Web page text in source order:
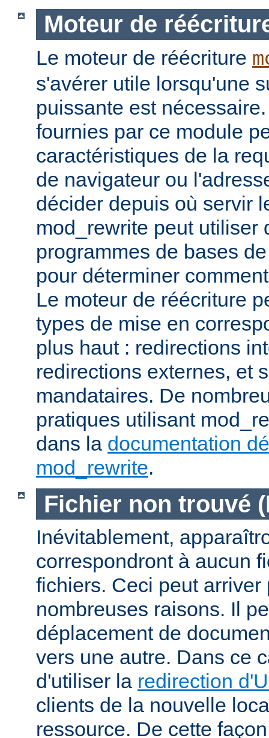
Moteur de
Le moteur de réécriture
s'avérer utile lorsqu'une
puissante est
fournies par ce module
caractéristiques de la
de navigateur ou
décider depuis où servir
mod_rewrite peut utiliser
programmes de bases
pour déterminer
Le moteur de réécriture
types de mise en
plus haut : redirections
redirections externes, et
mandataires. De
pratiques utilisant
dans la documentation
mod_rewrite.
Fichier non trouvé
Inévitablement,
correspondront à aucun
fichiers. Ceci peut arriver
nombreuses raisons. Il
déplacement de
vers une autre. Dans ce
d'utiliser la redirection
clients de la nouvelle
ressource. De cette